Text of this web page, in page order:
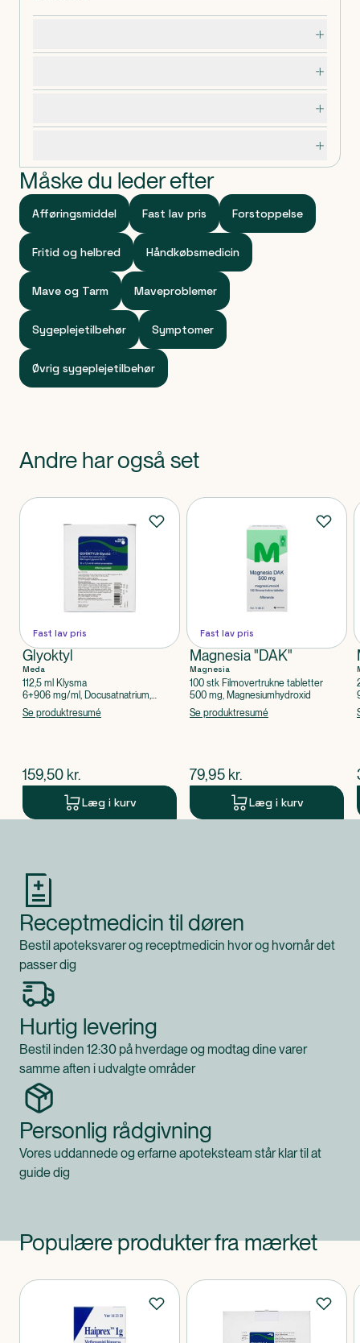
I pakningerne med medicin findes en
Måske du leder efter
Afføringsmiddel Fast lav pris Forstoppelse
Fritid og helbred Håndkøbsmedicin
Mave og Tarm Maveproblemer
Sygeplejetilbehør Symptomer
Øvrig sygeplejetilbehør
Andre har også set
Produkter
Fast lav pris
Glyoktyl
Meda
112,5 ml Klysma
6+906 mg/ml, Docusatnatrium,
Glycerol 85%
Se produktresumé
$nuværende pris
159,50 kr.
Læg i kurv
Fast lav pris
Magnesia "DAK"
Magnesia
100 stk Filmovertrukne tabletter
500 mg, Magnesiumhydroxid
Se produktresumé
$nuværende pris
79,95 kr.
Læg i kurv
Receptmedicin til døren
Bestil apoteksvarer og receptmedicin hvor og hvornår det
passer dig
Hurtig levering
Bestil inden 12:30 på hverdage og modtag dine varer
samme aften i udvalgte områder
Personlig rådgivning
Vores uddannede og erfarne apoteksteam står klar til at
guide dig
Populære produkter fra mærket
Produkter